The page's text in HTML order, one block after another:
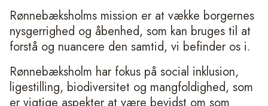
Rønnebæksholms mission er at vække borgernes
nysgerrighed og åbenhed, som kan bruges til at
forstå og nuancere den samtid, vi befinder os i.
Rønnebæksholm har fokus på social inklusion,
ligestilling, biodiversitet og mangfoldighed, som